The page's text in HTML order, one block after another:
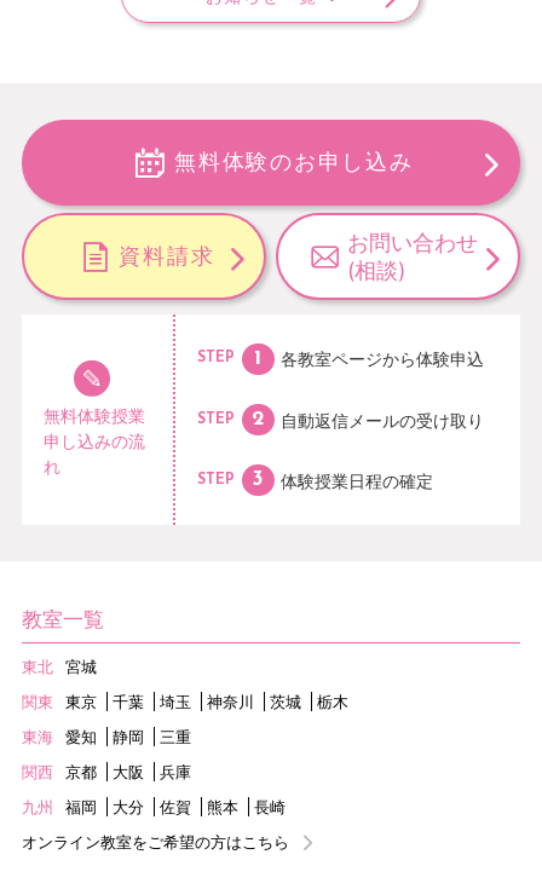
無料体験のお申し込み
資料請求
お問い合わせ
(相談)
無料体験授業
申し込みの流
れ
STEP 各教室ページから体験申込
STEP 自動返信メールの受け取り
STEP 体験授業日程の確定
教室一覧
東北
宮城
関東
東京 千葉 埼玉 神奈川 茨城
栃木
東海
愛知 静岡
三重
関西
京都 大阪
兵庫
九州
福岡 大分 佐賀 熊本
長崎
オンライン教室をご希望の方はこちら